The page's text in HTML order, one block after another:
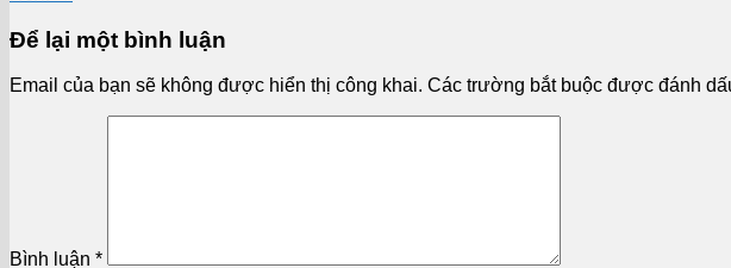
Để lại một bình luận
Email của bạn sẽ không được hiển thị công khai. Các trường bắt buộc được đánh
Bình luận *